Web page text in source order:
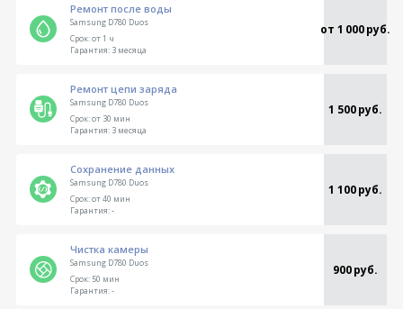
Ремонт после воды
Samsung D780 Duos от 1 000 руб.
Срок:от 1 ч
Гарантия:3 месяца
Ремонт цепи заряда
Samsung D780 Duos 1 500 руб.
Срок:от 30 мин
Гарантия:3 месяца
Сохранение данных
Samsung D780 Duos 1 100 руб.
Срок:от 40 мин
Гарантия:-
Чистка камеры
Samsung D780 Duos 900 руб.
Срок:50 мин
Гарантия:-